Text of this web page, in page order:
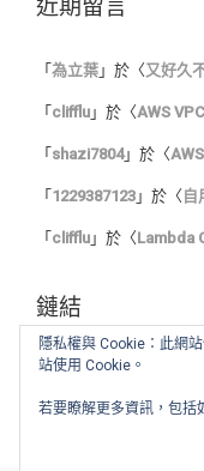
近期留言
「 為立葉 」於〈又好久
「 clifflu 」於〈AWS
「 shazi7804」於〈
「 1229387123 」於〈 自
「 clifflu 」於〈Lambda
鏈結
我的程式筆記
舊 blog :: Blogger
隱私權與 Cookie：此網
站使用 Cookie。
若要瞭解更多資訊，包括